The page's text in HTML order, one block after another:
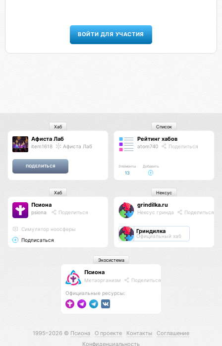
ВОЙТИ ДЛЯ УЧАСТИЯ
Афиста Лаб
item1618 Афиста Лаб
Хаб
Рейтинг хабов
atom740 Поделиться
Элементы
13
Добавить
Список
Псиона
psiona Поделиться
Cимулятор ноосферы
Подписаться
Хаб
grindilka.ru
Нексус гринда Поделиться
Гриндилка
Официальный хаб
Нексус
Псиона
Метаорганизм Поделиться
Официальные ресурсы:
Экосистема
1995–2026 © Псиона О проекте Контакты
Соглашение
Конфиденциальность